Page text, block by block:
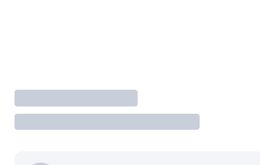
Operar